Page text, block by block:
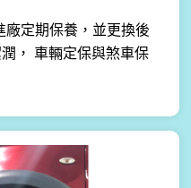
定期保養，並更換後
， 車輛定保與煞車保